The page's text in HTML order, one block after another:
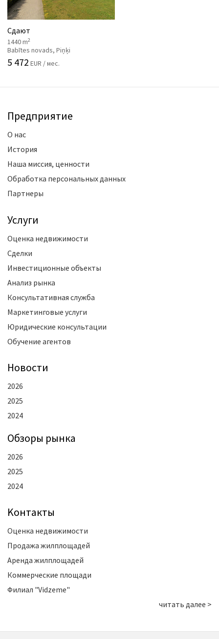
Сдают
1440 m2
Babītes novads, Piņķi
5 472 EUR / мес.
Предприятие
О нас
История
Наша миссия, ценности
Обработка персональных данных
Партнеры
Услуги
Оценка недвижимости
Сделки
Инвестиционные объекты
Анализ рынка
Консультативная служба
Маркетинговые услуги
Юридические консультации
Обучение агентов
Новости
2026
2025
2024
Oбзоры рынка
2026
2025
2024
Kонтакты
Оценка недвижимости
Продажа жилплощадей
Аренда жилплощадей
Коммерческие площади
Филиал "Vidzeme"
читать далее >